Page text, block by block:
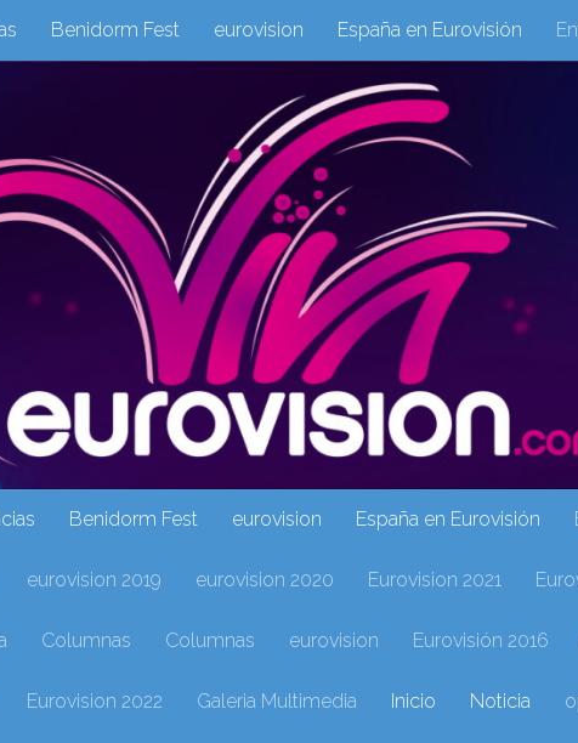
Benidorm Fest eurovision España en Eurovisión
eurovision 2020 Eurovision 2021
Columnas Columnas eurovision Eurovisión 2016
Galeria Multimedia Inicio Noticia operacion triunfo
Benidorm Fest eurovision España en Eurovisión
eurovision 2019 eurovision 2020 Eurovision 2021
Columnas Columnas eurovision Eurovisión 2016
Eurovision 2022 Galeria Multimedia Inicio Noticia